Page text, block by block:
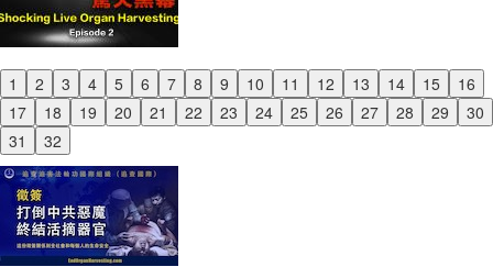
1 2 3 4 5 6 7 8 9 10 11 12 13 14 15
16
17
18 19 20 21 22 23 24 25 26 27 28 29
30
31
32
Previous
Next